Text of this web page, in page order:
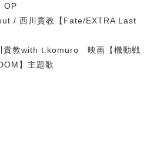
OP
/ 西川貴教【Fate/EXTRA Last
貴教with t.komuro 映画【機動戦
】主題歌